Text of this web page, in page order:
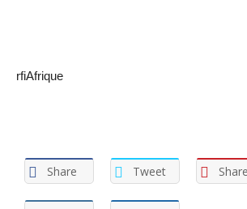
rfiAfrique
Share Tweet Share